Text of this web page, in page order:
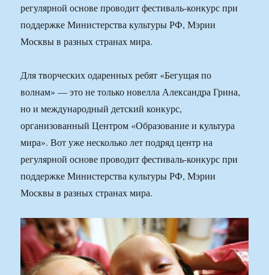
регулярной основе проводит фестиваль-конкурс при
поддержке Министерства культуры РФ, Мэрии
Москвы в разных странах мира.
Для творческих одаренных ребят «Бегущая по
волнам» — это не только новелла Александра Грина,
но и международный детский конкурс,
организованный Центром «Образование и культура
мира». Вот уже несколько лет подряд центр на
регулярной основе проводит фестиваль-конкурс при
поддержке Министерства культуры РФ, Мэрии
Москвы в разных странах мира.